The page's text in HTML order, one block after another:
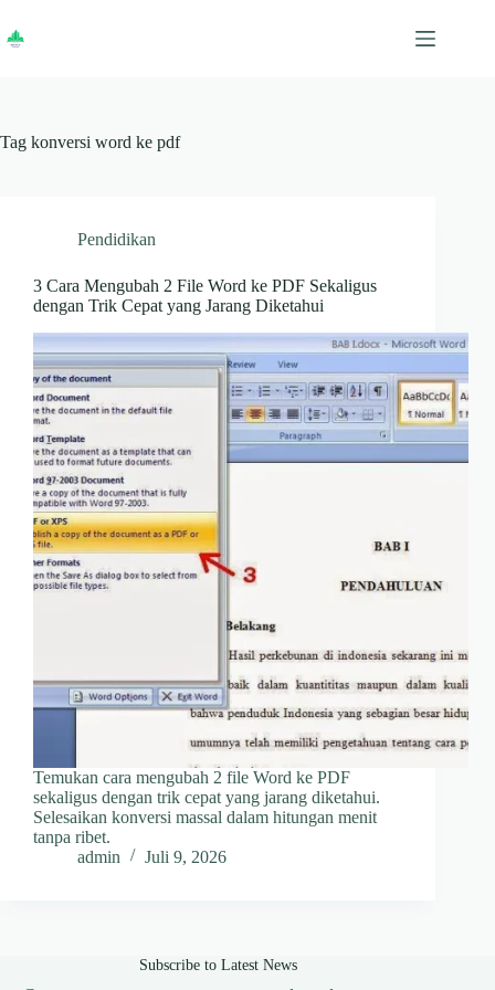
content
Tag konversi word ke pdf
Pendidikan
3 Cara Mengubah 2 File Word ke PDF Sekaligus
dengan Trik Cepat yang Jarang Diketahui
Temukan cara mengubah 2 file Word ke PDF
sekaligus dengan trik cepat yang jarang diketahui.
Selesaikan konversi massal dalam hitungan menit
tanpa ribet.
admin
Juli 9, 2026
Subscribe to Latest News